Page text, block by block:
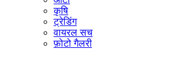
कृषि
ट्रेडिंग
वायरल सच
फ़ोटो गैलरी